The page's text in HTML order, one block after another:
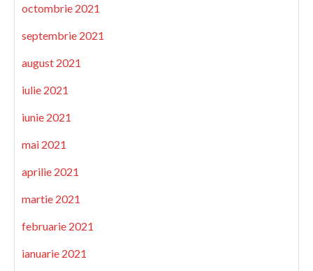
octombrie 2021
septembrie 2021
august 2021
iulie 2021
iunie 2021
mai 2021
aprilie 2021
martie 2021
februarie 2021
ianuarie 2021